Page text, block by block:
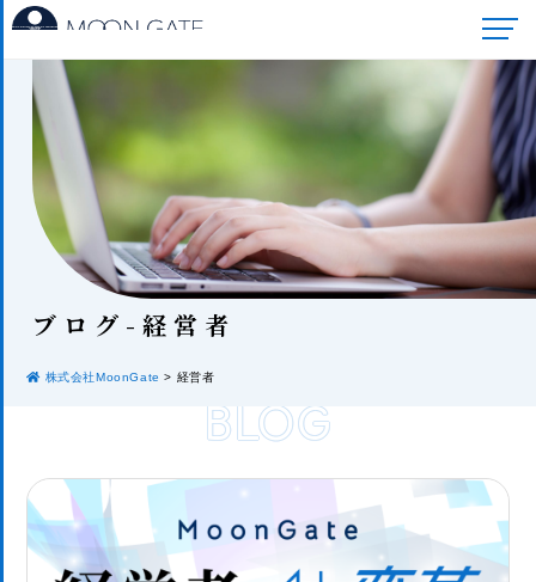
ブロ グ-経営者
株式会社MoonGate > 経営者
BLOG